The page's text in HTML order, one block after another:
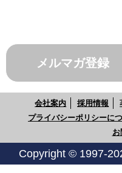
メルマガ登録
会社案内 採用情報
プライバシーポリシーに
Copyright © 1997-